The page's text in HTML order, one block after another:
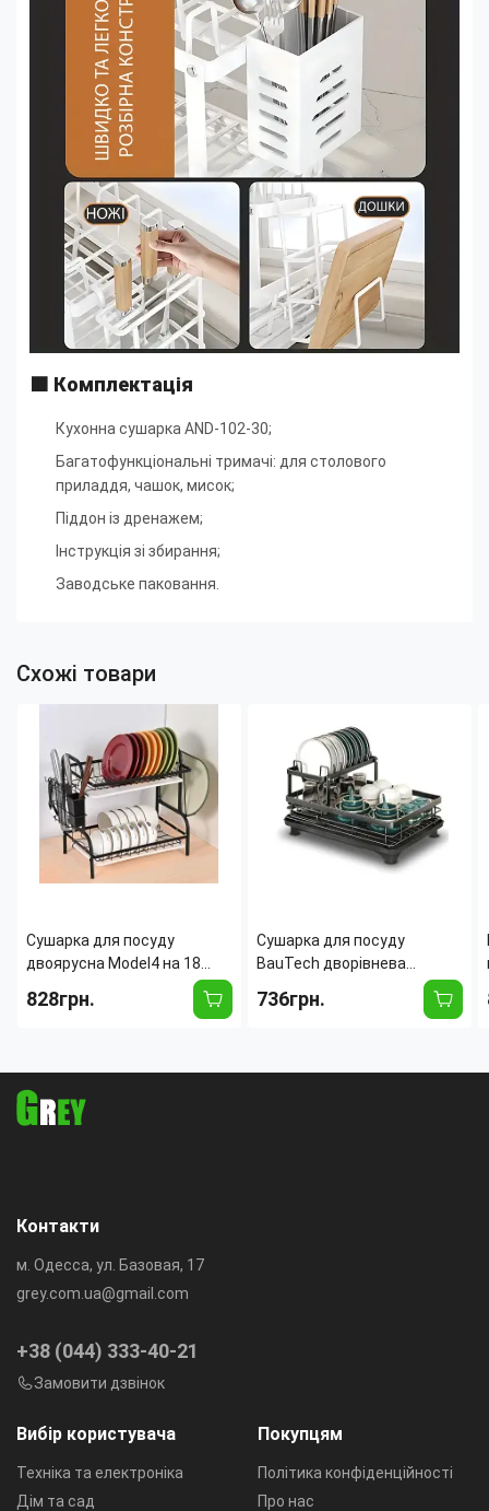
🟧 Комплектація
Кухонна сушарка AND-102-30;
Багатофункціональні тримачі: для столового
приладдя, чашок, мисок;
Піддон із дренажем;
Інструкція зі збирання;
Заводське паковання.
Схожі товари
Сушарка для посуду
двоярусна Model4 на 18
тарілок із неіржавкої сталі з
піддонами, органайзером
828грн.
Сушарка для посуду
BauTech дворівнева
42,5×29,5×17 см, металева з
антикорозійним покриттям,
736грн.
Вибір користувача
Техніка та електроніка
Дім та сад
Покупцям
Політика конфіденційності
Про нас
Контакти
м. Одесса, ул. Базовая, 17
grey.com.ua@gmail.com
+38 (044) 333-40-21
Замовити дзвінок